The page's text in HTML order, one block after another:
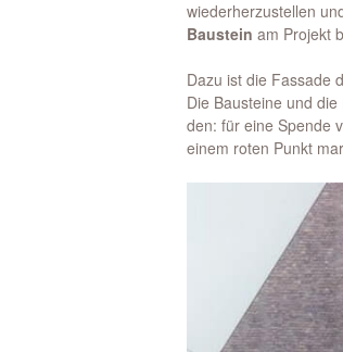
wiederherzustellen
Baustein am Projekt
Dazu ist die Fassade
Die Bausteine und die
den: für eine Spende
einem roten Punkt